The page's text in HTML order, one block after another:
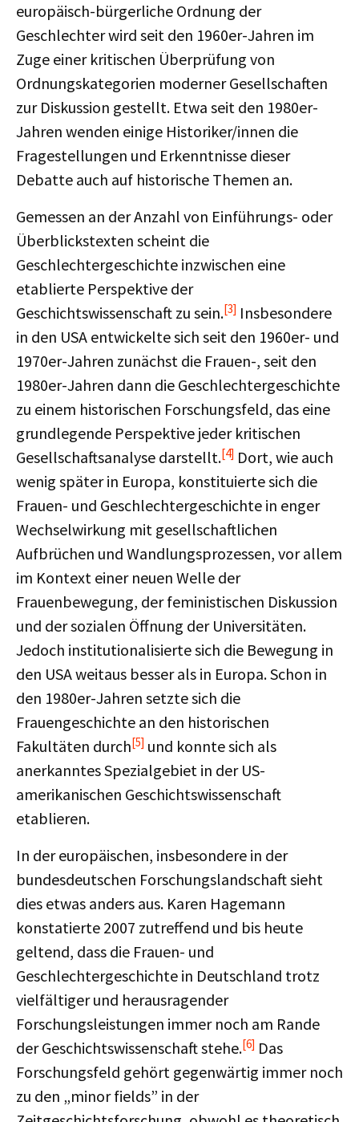
europäisch-bürgerliche Ordnung der
Geschlechter wird seit den 1960er-Jahren im
Zuge einer kritischen Überprüfung von
Ordnungskategorien moderner Gesellschaften
zur Diskussion gestellt. Etwa seit den 1980er-
Jahren wenden einige Historiker/innen die
Fragestellungen und Erkenntnisse dieser
Debatte auch auf historische Themen an.
Gemessen an der Anzahl von Einführungs- oder
Überblickstexten scheint die
Geschlechtergeschichte inzwischen eine
etablierte Perspektive der
Geschichtswissenschaft zu sein.[3] Insbesondere
in den USA entwickelte sich seit den 1960er- und
1970er-Jahren zunächst die Frauen-, seit den
1980er-Jahren dann die Geschlechtergeschichte
zu einem historischen Forschungsfeld, das eine
grundlegende Perspektive jeder kritischen
Gesellschaftsanalyse darstellt.[4] Dort, wie auch
wenig später in Europa, konstituierte sich die
Frauen- und Geschlechtergeschichte in enger
Wechselwirkung mit gesellschaftlichen
Aufbrüchen und Wandlungsprozessen, vor allem
im Kontext einer neuen Welle der
Frauenbewegung, der feministischen Diskussion
und der sozialen Öffnung der Universitäten.
Jedoch institutionalisierte sich die Bewegung in
den USA weitaus besser als in Europa. Schon in
den 1980er-Jahren setzte sich die
Frauengeschichte an den historischen
Fakultäten durch[5] und konnte sich als
anerkanntes Spezialgebiet in der US-
amerikanischen Geschichtswissenschaft
etablieren.
In der europäischen, insbesondere in der
bundesdeutschen Forschungslandschaft sieht
dies etwas anders aus. Karen Hagemann
konstatierte 2007 zutreffend und bis heute
geltend, dass die Frauen- und
Geschlechtergeschichte in Deutschland trotz
vielfältiger und herausragender
Forschungsleistungen immer noch am Rande
der Geschichtswissenschaft stehe.[6] Das
Forschungsfeld gehört gegenwärtig immer noch
zu den „minor fields” in der